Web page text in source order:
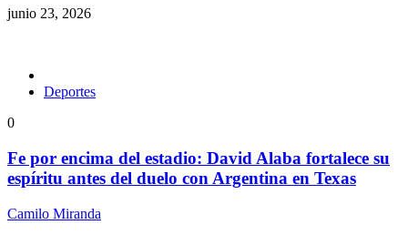
junio 23, 2026
Deportes
0
Fe por encima del estadio: David Alaba fortalece su
espíritu antes del duelo con Argentina en Texas
Camilo Miranda